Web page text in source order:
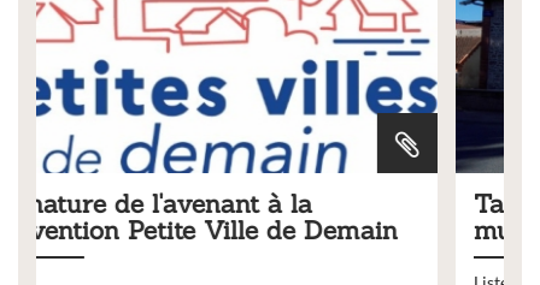
Tarifs 2026 des services
municipaux